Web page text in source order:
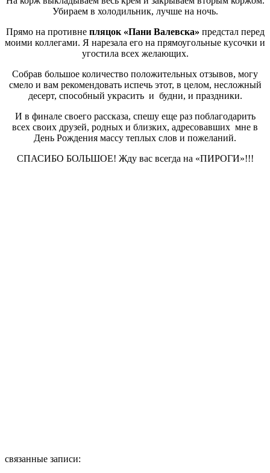
Убираем в холодильник, лучше на ночь.
Прямо на противне пляцок «Пани Валевска» предстал перед
моими коллегами. Я нарезала его на прямоугольные кусочки и
угостила всех желающих.
Собрав большое количество положительных отзывов, могу
смело и вам рекомендовать испечь этот, в целом, несложный
десерт, способный украсить и будни, и праздники.
И в финале своего рассказа, спешу еще раз поблагодарить
всех своих друзей, родных и близких, адресовавших мне в
День Рождения массу теплых слов и пожеланий.
СПАСИБО БОЛЬШОЕ! Жду вас всегда на «ПИРОГИ»!!!
связанные записи: